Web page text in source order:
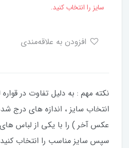
سایز را انتخاب کنید.
نکته مهم : به دلیل تفاوت در
انتخاب سایز ، اندازه های درج
عکس آخر ) را با یکی از لباس
سپس سایز مناسب را انتخاب کنید